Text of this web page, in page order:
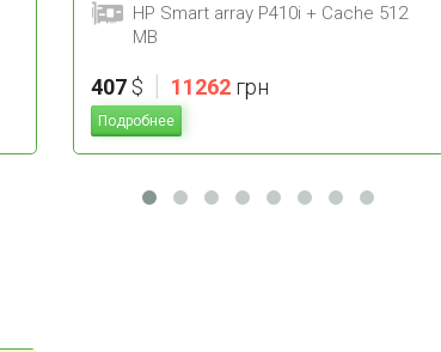
HP Smart array P410i + Cache 512
MB
407 $ | 11262 грн
Подробнее